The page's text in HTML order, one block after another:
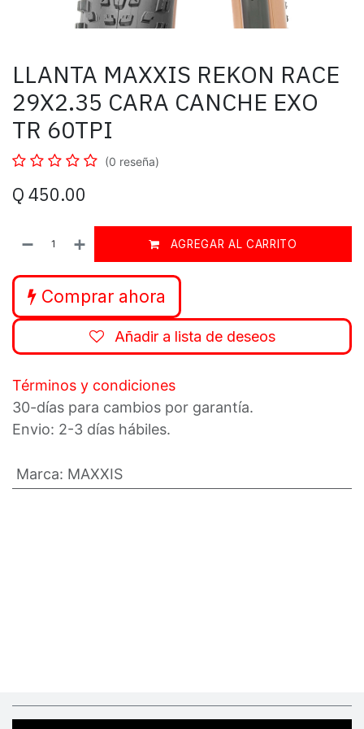
LLANTA MAXXIS REKON RACE
29X2.35 CARA CANCHE EXO
TR 60TPI
(0 reseña)
Q 450.00
AGREGAR AL CARRITO
Comprar ahora
Añadir a lista de deseos
Términos y condiciones
30-días para cambios por garantía.
Envio: 2-3 días hábiles.
Marca: MAXXIS